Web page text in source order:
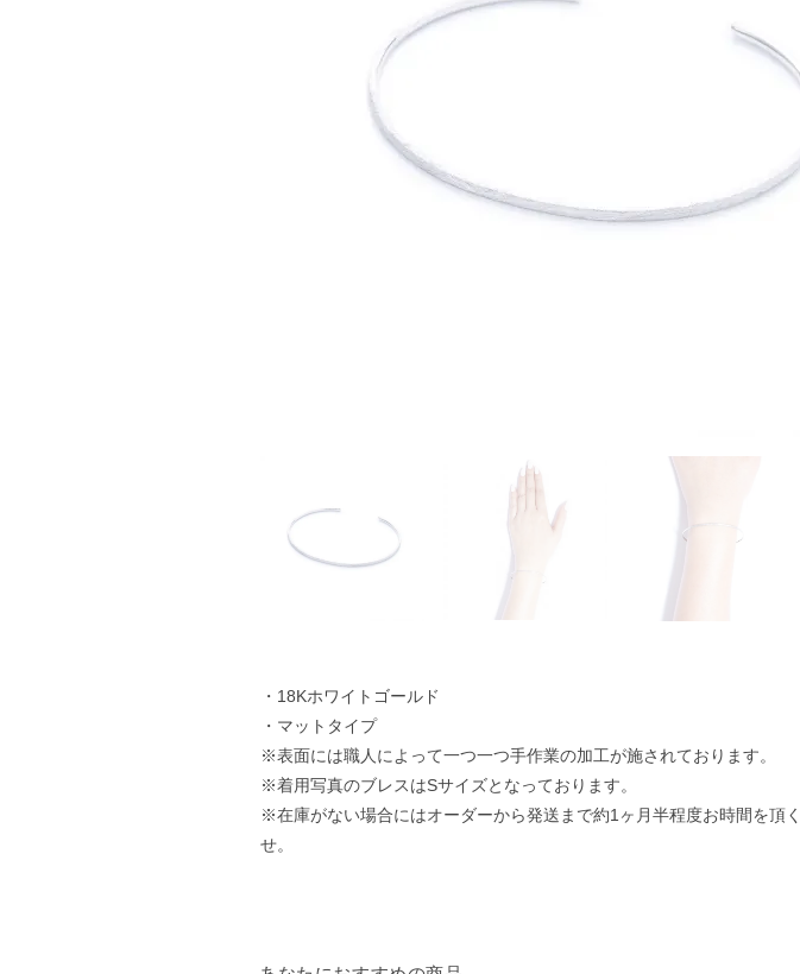
・18Kホワイトゴールド
・マットタイプ
※表面には職人によって一つ一つ手作業の加工が施されております。
※着用写真のブレスはSサイズとなっております。
※在庫がない場合にはオーダーから発送まで約1ヶ月半程度お時間を頂
せ。